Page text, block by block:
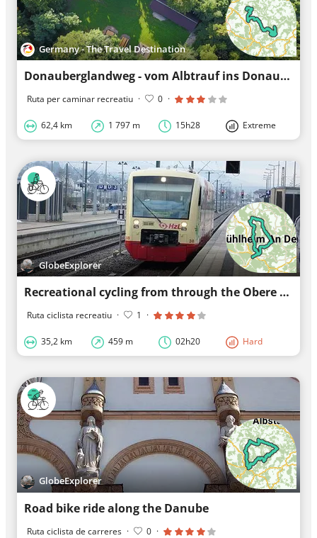
Germany - The Travel Destination
Donauberglandweg - vom Albtrauf ins Donautal
Ruta per caminar recreatiu · 0 ·
62,4 km 1 797 m 15h28 Extreme
GlobeExplorer
Recreational cycling from through the Obere Donau nature park
Ruta ciclista recreatiu · 1 ·
35,2 km 459 m 02h20 Hard
GlobeExplorer
Road bike ride along the Danube
Ruta ciclista de carreres · 0 ·